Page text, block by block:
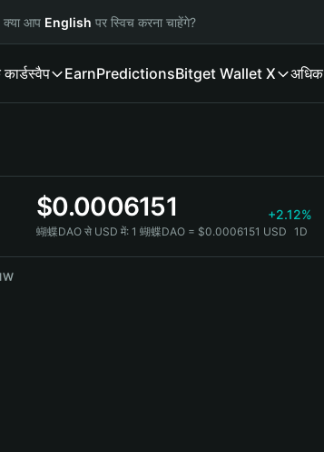
आप English पर स्विच करना चाहेंगे?
स्वैप EarnPredictionsBitget Wallet X अधिक
$0.0006151 +2.12%
蝴蝶DAO से USD में: 1 蝴蝶DAO = $0.0006151 USD 1D